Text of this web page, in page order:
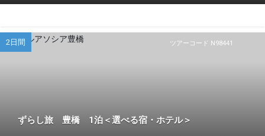
ツアーコード N98441
2日間
ずらし旅 豊橋 1泊＜選べる宿・ホテル＞